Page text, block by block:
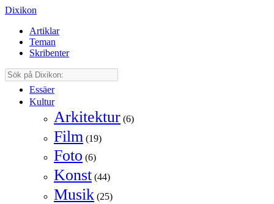
Dixikon
Artiklar
Teman
Skribenter
Essäer
Kultur
Arkitektur (6)
Film (19)
Foto (6)
Konst (44)
Musik (25)